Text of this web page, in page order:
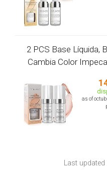
2 PCS Base Líquida,
Cambia Color
as of
Last